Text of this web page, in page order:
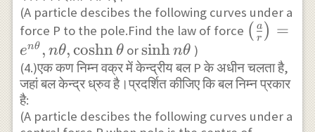
\theta
\theta
(A particle descibes the following curves under a
force P to the pole.Find the law of force
\theta},
( r
a ) =
enθ , nθ,coshnθ or\sinh
n
\theta
sinhnθ )
(4.)एक कण निम्न वक्र में केन्द्रीय बल P के अधीन चलता है,
जहां बल केन्द्र ध्रुव है।प्रदर्शित कीजिए कि बल निम्न प्रकार
है:
(A particle descibes the following curves under a